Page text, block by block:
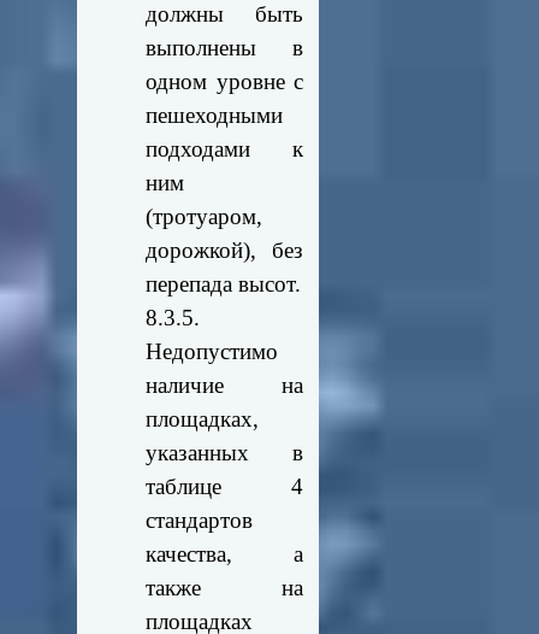
должны быть
выполнены в
одном уровне с
пешеходными
подходами к
ним
(тротуаром,
дорожкой), без
перепада высот.
8.3.5.
Недопустимо
наличие на
площадках,
указанных в
таблице 4
стандартов
качества, а
также на
площадках